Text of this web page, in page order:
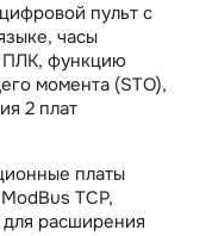
пульт с
часы
ПЛК, функцию
момента (STO),
2 плат
платы
TCP,
расширения